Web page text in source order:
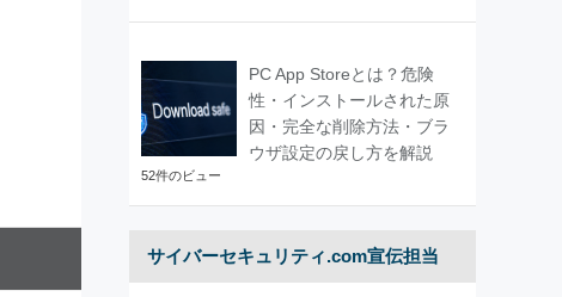
PC App Storeとは？危険
性・インストールされた原
因・完全な削除方法・ブラ
ウザ設定の戻し方を解説
52件のビュー
サイバーセキュリティ.com宣伝担当